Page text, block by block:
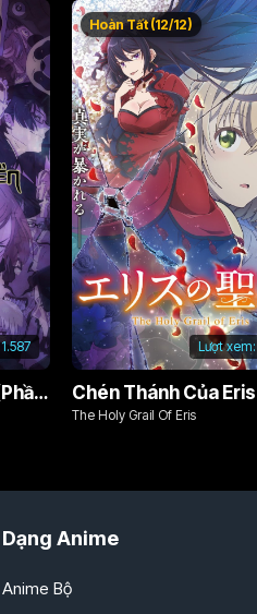
1.587
Chú Thuật Hồi Chiến (Phần 3)
Lượt xem:
Hoàn Tất (12/12)
Chén Thánh Của Eris
The Holy Grail Of Eris
Dạng Anime
Anime Bộ